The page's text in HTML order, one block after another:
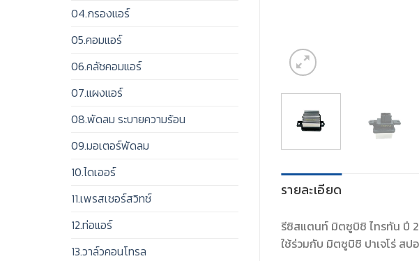
04.กรองแอร์
05.คอมแอร์
06.คลัชคอมแอร์
07.แผงแอร์
08.พัดลม ระบายความร้อน
09.มอเตอร์พัดลม
10.ไดเออร์
11.เพรสเชอร์สวิทช์
12.ท่อแอร์
13.วาล์วคอนโทรล
รายละเอียด
รีซิสแตนท์ มิตซูบิชิ ไทรทัน ปี
ใช้ร่วมกับ มิตซูบิชิ ปาเจโร่ ส